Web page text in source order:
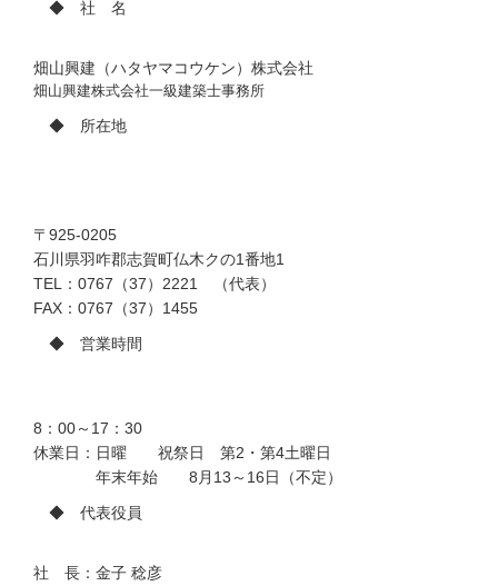
◆ 社 名
畑山興建（ハタヤマコウケン）株式会社
畑山興建株式会社一級建築士事務所
◆ 所在地
〒925-0205
石川県羽咋郡志賀町仏木クの1番地1
TEL：0767（37）2221 （代表）
FAX：0767（37）1455
◆ 営業時間
8：00～17：30
休業日：日曜 祝祭日 第2・第4土曜日
年末年始 8月13～16日（不定）
◆ 代表役員
社 長：金子 稔彦